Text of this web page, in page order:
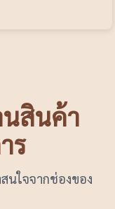
นสินค้า
ร
นใจจากช่องของ